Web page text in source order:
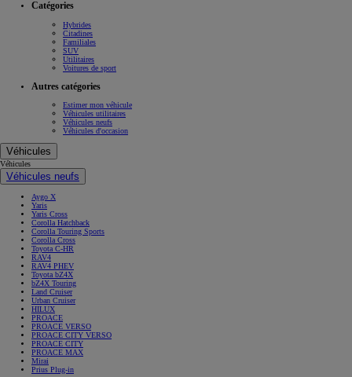
Catégories
Hybrides
Citadines
Familiales
SUV
Utilitaires
Voitures de sport
Autres catégories
Estimer mon véhicule
Véhicules utilitaires
Véhicules neufs
Véhicules d'occasion
Véhicules
Véhicules
Véhicules neufs
Aygo X
Yaris
Yaris Cross
Corolla Hatchback
Corolla Touring Sports
Corolla Cross
Toyota C-HR
RAV4
RAV4 PHEV
Toyota bZ4X
bZ4X Touring
Land Cruiser
Urban Cruiser
HILUX
PROACE
PROACE VERSO
PROACE CITY VERSO
PROACE CITY
PROACE MAX
Mirai
Prius Plug-in